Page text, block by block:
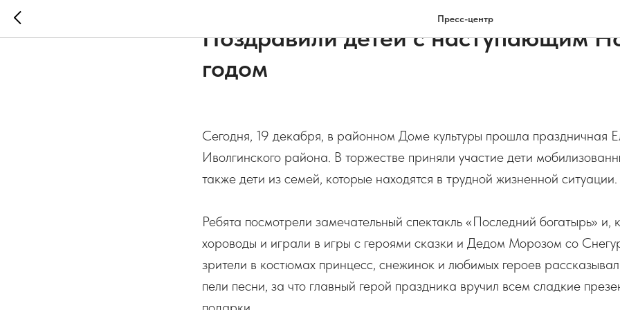
Пресс-центр
Поздравили детей с наступающим
годом
Сегодня, 19 декабря, в районном Доме культуры прошла праздничная
Иволгинского района. В торжестве приняли участие дети
также дети из семей, которые находятся в трудной жизненной ситуации.
Ребята посмотрели замечательный спектакль «Последний богатырь» и,
хороводы и играли в игры с героями сказки и Дедом Морозом со
зрители в костюмах принцесс, снежинок и любимых героев
пели песни, за что главный герой праздника вручил всем сладкие